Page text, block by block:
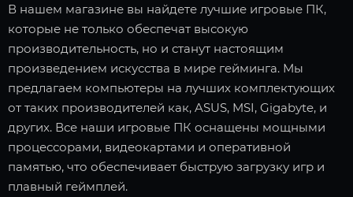
В нашем магазине вы найдете лучшие игровые ПК,
которые не только обеспечат высокую
производительность, но и станут настоящим
произведением искусства в мире гейминга. Мы
предлагаем компьютеры на лучших комплектующих
от таких производителей как, ASUS, MSI, Gigabyte, и
других. Все наши игровые ПК оснащены мощными
процессорами, видеокартами и оперативной
памятью, что обеспечивает быструю загрузку игр и
плавный геймплей.